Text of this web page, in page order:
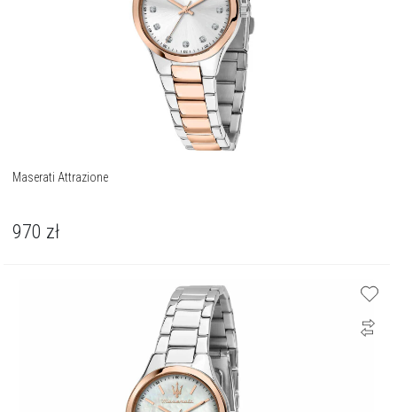
Maserati Attrazione
970 zł